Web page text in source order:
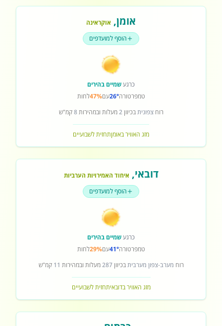
אומן, אוקראינה
הוסף למועדפים
כרגעשמיים בהירים
טמפרטורה26°עם47%לחות
רוחצפוניתבכיוון2מעלות ובמהירות8קמ"ש
מזג האוויר באומןתחזית לשבועיים
דובאי, איחוד האמירויות הערביות
הוסף למועדפים
כרגעשמיים בהירים
טמפרטורה41°עם29%לחות
רוח מערב-צפון מערביתבכיוון287מעלות ובמהירות 11 קמ"ש
מזג האוויר בדובאיתחזית לשבועיים